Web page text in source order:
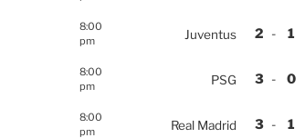
8:00
pm
Juventus 2 - 1
8:00
pm
PSG 3 - 0
8:00
pm
Real Madrid 3 - 1